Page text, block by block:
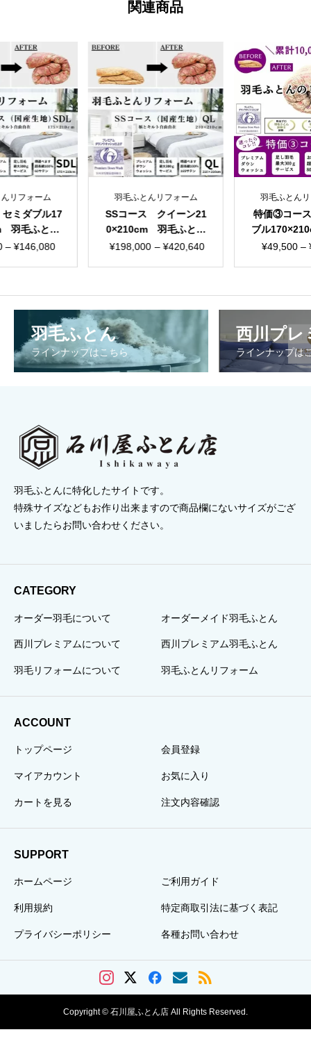
関連商品
リフォーム
ミダブル17
羽毛ふとん
国産生地
– ¥146,080
価
¥66,000
¥146,080
羽毛ふとんリフォーム
SSコース クイーン21
0×210cm 羽毛ふとん
リフォーム 国産生地
¥198,000 – ¥420,640
価
¥198,000
¥420,640
羽毛ふとん
特価③コー
ブル
ふとんリフ
¥49,500 –
価
羽毛ふとん
ラインナップはこちら
西川プレ
ラインナップは
羽毛ふとんに特化したサイトです。
特殊サイズなどもお作り出来ますので商品欄にないサイズがござ
いましたらお問い合わせください。
CATEGORY
オーダー羽毛について オーダーメイド羽毛ふとん
西川プレミアムについて 西川プレミアム羽毛ふとん
羽毛リフォームについて 羽毛ふとんリフォーム
ACCOUNT
トップページ 会員登録
マイアカウント お気に入り
カートを見る 注文内容確認
SUPPORT
ホームページ ご利用ガイド
利用規約 特定商取引法に基づく表記
プライバシーポリシー 各種お問い合わせ
Copyright © 石川屋ふとん店 All Rights Reserved.